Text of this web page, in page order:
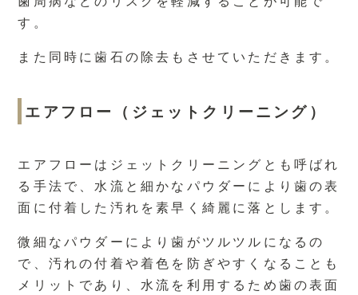
す。
また同時に歯石の除去もさせていただきます。
エアフロー（ジェットクリーニング）
エアフローはジェットクリーニングとも呼ばれ
る手法で、水流と細かなパウダーにより歯の表
面に付着した汚れを素早く綺麗に落とします。
微細なパウダーにより歯がツルツルになるの
で、汚れの付着や着色を防ぎやすくなることも
メリットであり、水流を利用するため歯の表面